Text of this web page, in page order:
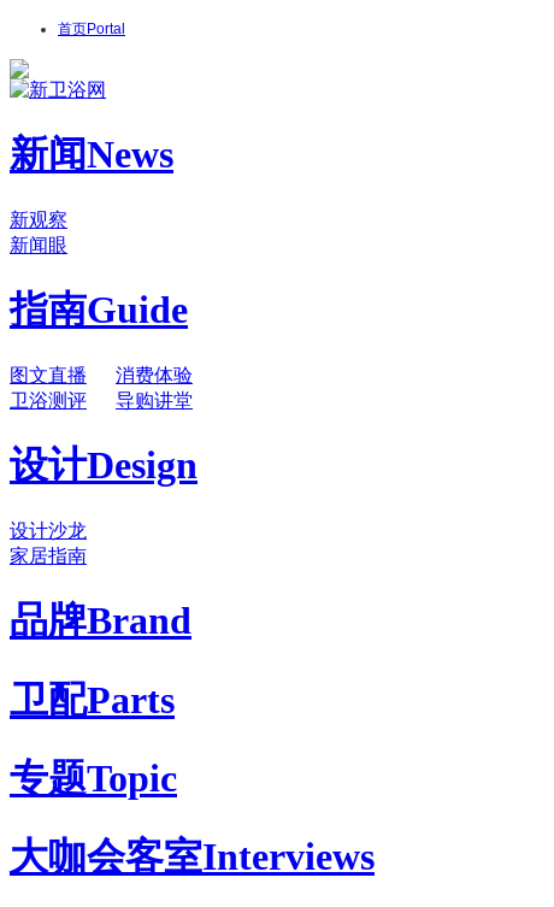
首页Portal
新闻News
新观察
新闻眼
指南Guide
图文直播
消费体验
卫浴测评
导购讲堂
设计Design
设计沙龙
家居指南
品牌Brand
卫配Parts
专题Topic
大咖会客室Interviews